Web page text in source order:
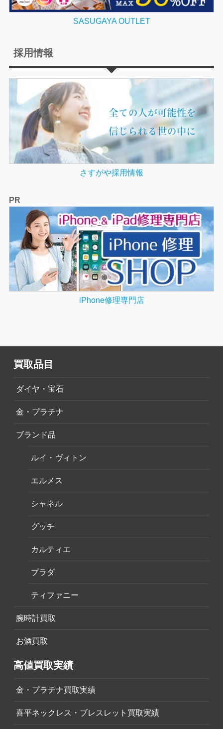
SASUGAYA OUTLET
採用情報
さすがや採用情報
PR
iPhone修理専門店
買取品目
ダイヤ・宝石
金・プラチナ
ブランド品
ルイ・ヴィトン
エルメス
シャネル
グッチ
カルティエ
プラダ
ティファニー
腕時計買取
お酒買取
高値買取実績
金・プラチナ買取実績
喜平ネックレス・ブレスレット買取実績